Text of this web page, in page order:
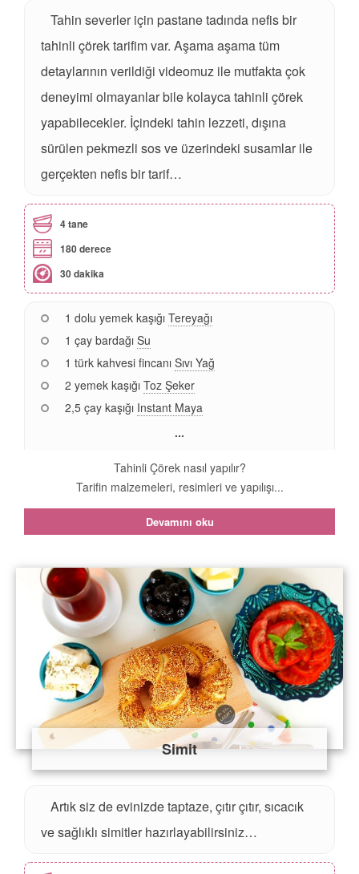
Tahin severler için pastane tadında nefis bir
tahinli çörek tarifim var. Aşama aşama tüm
detaylarının verildiği videomuz ile mutfakta çok
deneyimi olmayanlar bile kolayca tahinli çörek
yapabilecekler. İçindeki tahin lezzeti, dışına
sürülen pekmezli sos ve üzerindeki susamlar ile
gerçekten nefis bir tarif…
4 tane
180 derece
30 dakika
1 dolu yemek kaşığı Tereyağı
1 çay bardağı Su
1 türk kahvesi fincanı Sıvı Yağ
2 yemek kaşığı Toz Şeker
2,5 çay kaşığı Instant Maya
...
Tahinli Çörek nasıl yapılır?
Tarifin malzemeleri, resimleri ve yapılışı...
Devamını oku
Simit
Artık siz de evinizde taptaze, çıtır çıtır, sıcacık
ve sağlıklı simitler hazırlayabilirsiniz…